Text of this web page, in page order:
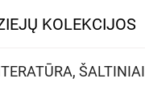
KOLEKCIJOS
ŠALTINIAI